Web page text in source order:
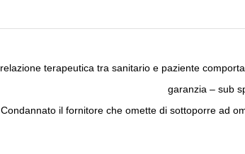
terapeutica tra sanitario e paziente
garanzia – sub
il fornitore che omette di sottoporre ad